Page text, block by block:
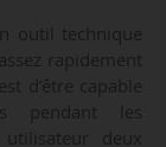
outil technique
rapidement
d’être capable
pendant les
deux